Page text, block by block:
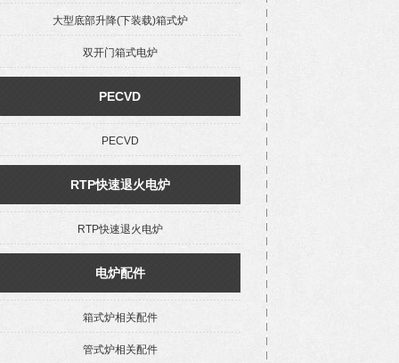
大型底部升降(下装载)箱式炉
双开门箱式电炉
PECVD
PECVD
RTP快速退火电炉
RTP快速退火电炉
电炉配件
箱式炉相关配件
管式炉相关配件